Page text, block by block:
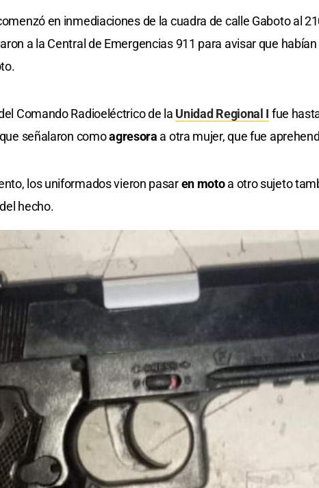
en inmediaciones de la cuadra de calle Gaboto al
a la Central de Emergencias 911 para avisar que
Comando Radioeléctrico de la Unidad Regional I fue
señalaron comoagresora a otra mujer, que fue
los uniformados vieron pasaren motoa otro sujeto
hecho.